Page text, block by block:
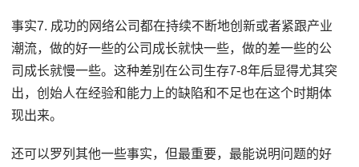
事实7. 成功的网络公司都在持续不断地创新或者紧跟产业
潮流，做的好一些的公司成长就快一些，做的差一些的公
司成长就慢一些。这种差别在公司生存7-8年后显得尤其突
出，创始人在经验和能力上的缺陷和不足也在这个时期体
现出来。
还可以罗列其他一些事实，但最重要，最能说明问题的好